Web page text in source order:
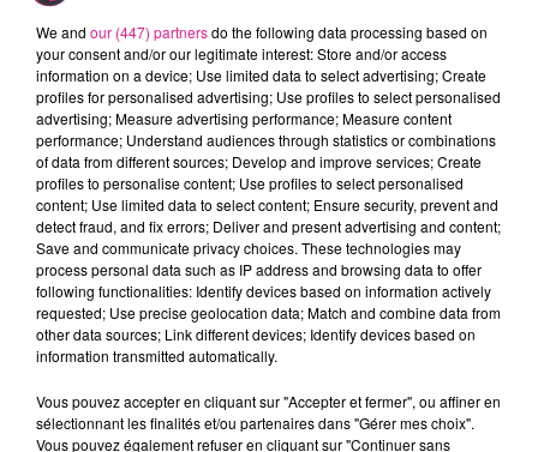
Mousson.
Il y aura également une vente aux enchères
au profit de la lutte contre le cancer.
Latifa Saïdi : trésorière adjointe de l'asso. La vie en
Rose 54.
Crédit :D!RECT FM
FIL ACTUS
Metz : une distribution de lunette gratuite pour voir l’éclipse
5 août 2026
We and our (447) partnersdo the following data processing based on
your consent and/or our legitimate interest: Store and/or access
information on a device; Use limited data to select advertising; Create
profiles for personalised advertising; Use profiles to select personalised
advertising; Measure advertising performance; Measure content
performance; Understand audiences through statistics or combinations
of data from different sources; Develop and improve services; Create
profiles to personalise content; Use profiles to select personalised
content; Use limited data to select content; Ensure security, prevent and
detect fraud, and fix errors; Deliver and present advertising and content;
Save and communicate privacy choices. These technologies may
process personal data such as IP address and browsing data to offer
following functionalities: Identify devices based on information actively
requested; Use precise geolocation data; Match and combine data from
other data sources; Link different devices; Identify devices based on
information transmitted automatically.
Vous pouvez accepter en cliquant sur "Accepter et fermer", ou affiner en
sélectionnant les finalités et/ou partenaires dans "Gérer mes choix".
Vous pouvez également refuser en cliquant sur "Continuer sans